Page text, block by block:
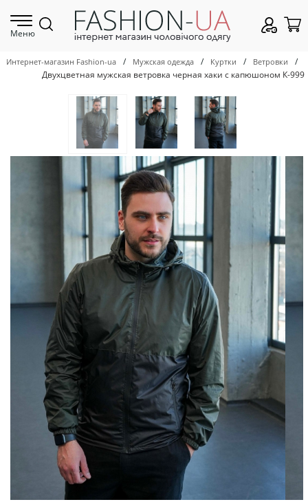
Меню
Интернет-магазин Fashion-ua / Мужская одежда / Куртки / Ветровки
/
Двухцветная мужская ветровка черная хаки с капюшоном К-999